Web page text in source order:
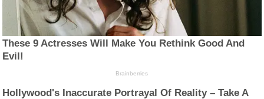
These 9 Actresses Will Make You Rethink Good And
Evil!
Brainberries
Hollywood's Inaccurate Portrayal Of Reality – Take A